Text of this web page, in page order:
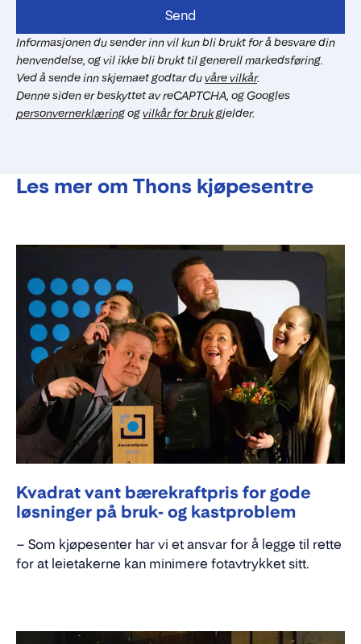
Informasjonen du sender inn vil kun bli brukt for å besvare din
henvendelse, og vil ikke bli brukt til generell markedsføring.
Ved å sende inn skjemaet godtar duvåre vilkår.
Denne siden er beskyttet av reCAPTCHA, og Googles
personvernerklæringogvilkår for brukgjelder.
Send
Les mer om Thons kjøpesentre
Kvadrat vant bærekraftpris for gode
løsninger på bruk- og kastproblem
– Som kjøpesenter har vi et ansvar for å legge til rette
for at leietakerne kan minimere fotavtrykket sitt.